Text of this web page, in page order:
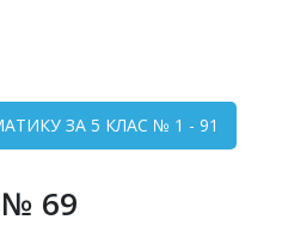
ЗА 5 КЛАС № 1 - 91
69